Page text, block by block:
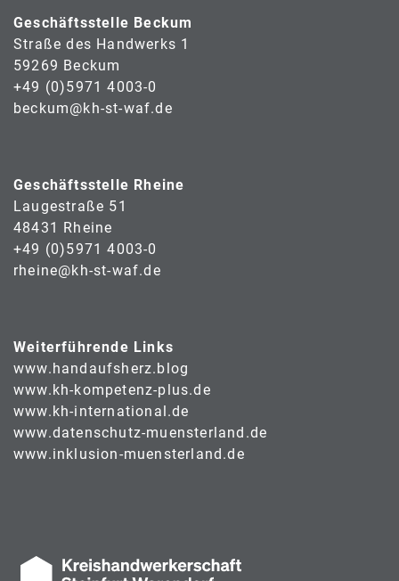
Geschäftsstelle Beckum
Straße des Handwerks 1
59269 Beckum
+49 (0)5971 4003-0
beckum@kh-st-waf.de
Geschäftsstelle Rheine
Laugestraße 51
48431 Rheine
+49 (0)5971 4003-0
rheine@kh-st-waf.de
Weiterführende Links
www.handaufsherz.blog
www.kh-kompetenz-plus.de
www.kh-international.de
www.datenschutz-muensterland.de
www.inklusion-muensterland.de